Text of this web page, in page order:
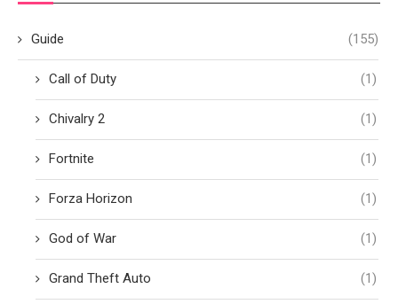
Guide (155)
Call of Duty (1)
Chivalry 2 (1)
Fortnite (1)
Forza Horizon (1)
God of War (1)
Grand Theft Auto (1)